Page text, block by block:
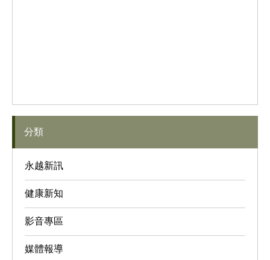
分類
永越新訊
健康新知
影音專區
媒體報導